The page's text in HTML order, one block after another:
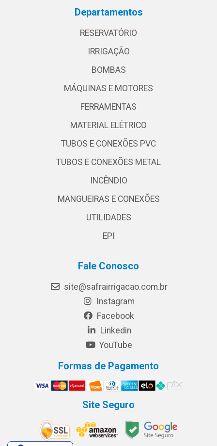
Departamentos
RESERVATÓRIO
IRRIGAÇÃO
BOMBAS
MÁQUINAS E MOTORES
FERRAMENTAS
MATERIAL ELÉTRICO
TUBOS E CONEXÕES PVC
TUBOS E CONEXÕES METAL
INCÊNDIO
MANGUEIRAS E CONEXÕES
UTILIDADES
EPI
Fale Conosco
site@safrairrigacao.com.br
Instagram
Facebook
Linkedin
YouTube
Formas de Pagamento
Site Seguro